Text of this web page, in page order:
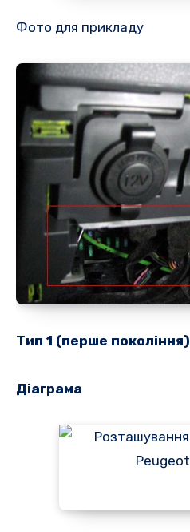
Фото для прикладу
Тип 1 (перше покоління)
Діаграма